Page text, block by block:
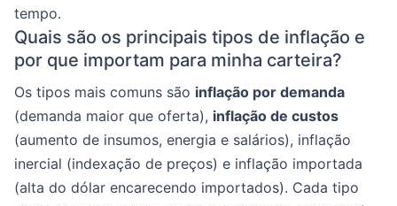
tempo.
Quais são os principais tipos de inflação e
por que importam para minha carteira?
Os tipos mais comuns são inflação por demanda
(demanda maior que oferta), inflação de custos
(aumento de insumos, energia e salários), inflação
inercial (indexação de preços) e inflação importada
(alta do dólar encarecendo importados). Cada tipo